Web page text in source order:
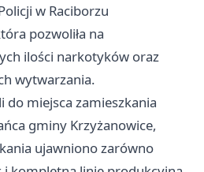
w Raciborzu
pozwoliła na
ilości narkotyków oraz
wytwarzania.
do miejsca zamieszkania
gminy Krzyżanowice,
ujawniono zarówno